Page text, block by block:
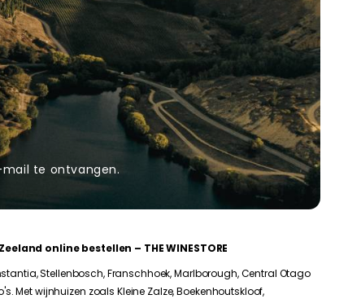
te ontvangen.
online bestellen – THE WINESTORE
Stellenbosch, Franschhoek, Marlborough, Central Otago
Met wijnhuizen zoals Kleine Zalze, Boekenhoutskloof,